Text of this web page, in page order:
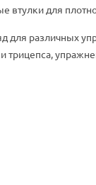
втулки для
для